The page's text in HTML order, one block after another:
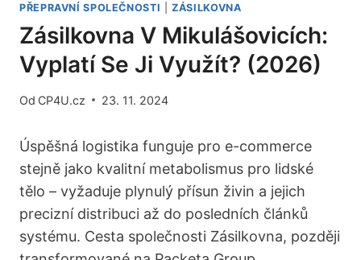
PŘEPRAVNÍ SPOLEČNOSTI |ZÁSILKOVNA
Zásilkovna V Mikulášovicích:
Vyplatí Se Ji Využít? (2026)
Od CP4U.cz 23. 11. 2024
Úspěšná logistika funguje pro e-commerce
stejně jako kvalitní metabolismus pro lidské
tělo – vyžaduje plynulý přísun živin a jejich
precizní distribuci až do posledních článků
systému. Cesta společnosti Zásilkovna, později